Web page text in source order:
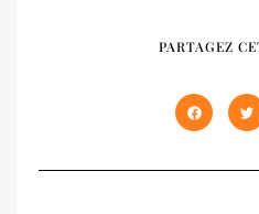
premiers numéros
un seul volume de
PARTAGEZ